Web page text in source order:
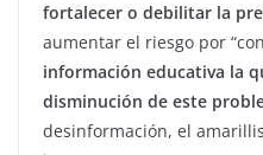
fortalecer o debilitar la
aumentar el riesgo por
información educativa la
disminución de este
desinformación, el